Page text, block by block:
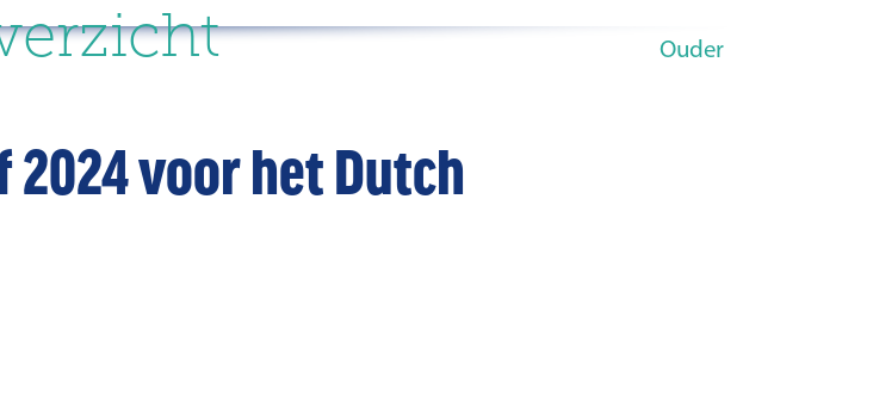
Ouder
voor het Dutch